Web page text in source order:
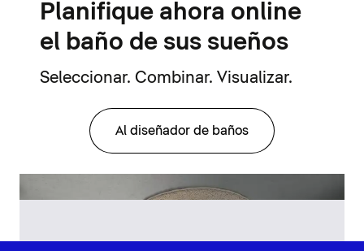
Planifique ahora online
el baño de sus sueños
Seleccionar. Combinar. Visualizar.
Al diseñador de baños